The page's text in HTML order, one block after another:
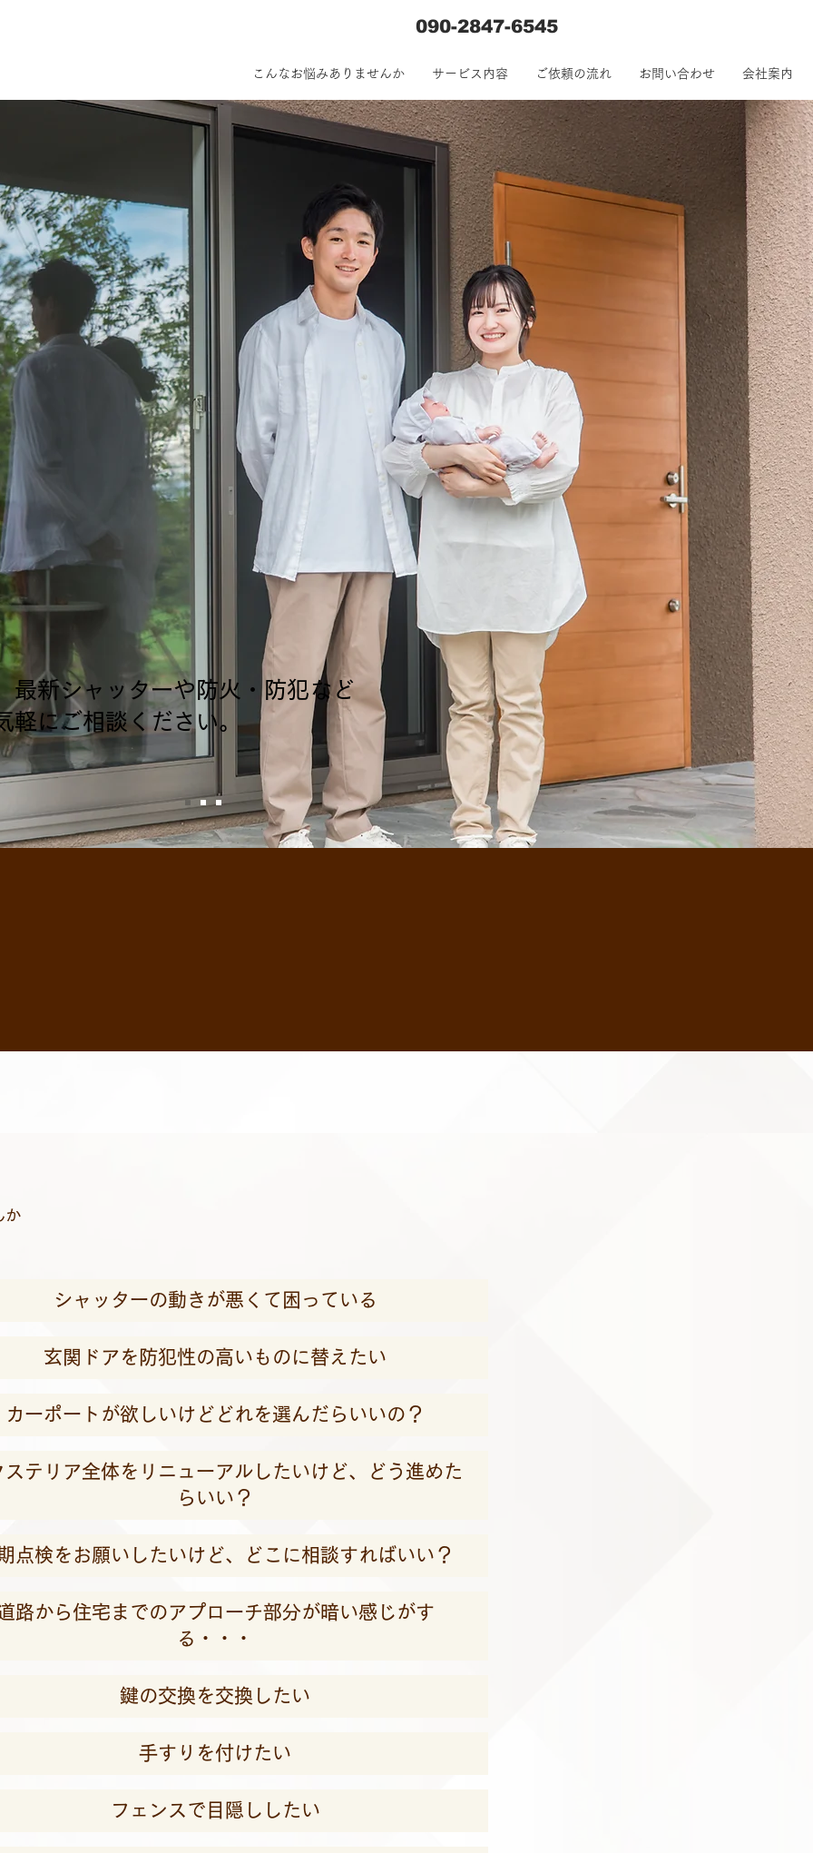
090-2847-6545
こんなお悩みありませんか サービス内容 ご依頼の流れ お問い合わせ 会社案内
な住まいを支える
ーとエクステリアは
ャッターサービスへ
最新シャッターや防火・防犯など
軽にご相談ください。
か
シャッターの動きが悪くて困っている
玄関ドアを防犯性の高いものに替えたい
カーポートが欲しいけどどれを選んだらいいの？
ステリア全体をリニューアルしたいけど、どう進めた
らいい？
点検をお願いしたいけど、どこに相談すればいい？
路から住宅までのアプローチ部分が暗い感じがす
る・・・
鍵の交換を交換したい
手すりを付けたい
フェンスで目隠ししたい